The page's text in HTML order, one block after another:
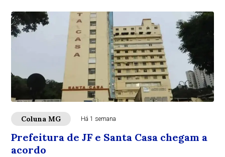
Coluna MG Há 1 semana
Prefeitura de JF e Santa Casa chegam a
acordo